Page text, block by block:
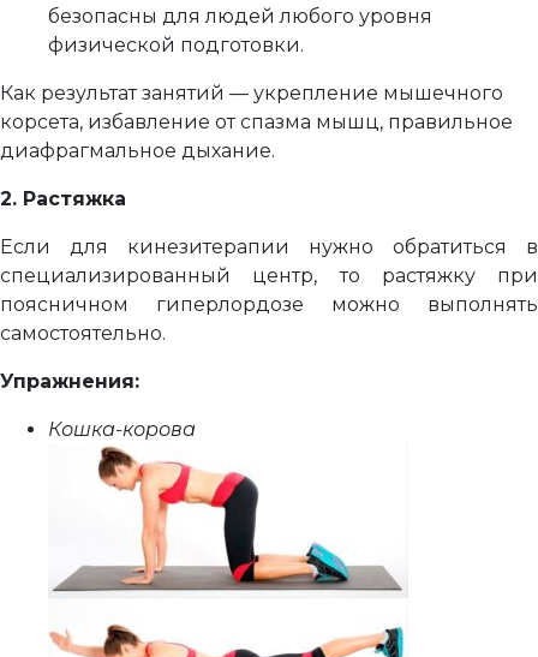
безопасны для людей любого уровня
физической подготовки.
Как результат занятий — укрепление мышечного
корсета, избавление от спазма мышц, правильное
диафрагмальное дыхание.
2. Растяжка
Если для кинезитерапии нужно обратиться в
специализированный центр, то растяжку при
поясничном гиперлордозе можно выполнять
самостоятельно.
Упражнения:
Кошка-корова